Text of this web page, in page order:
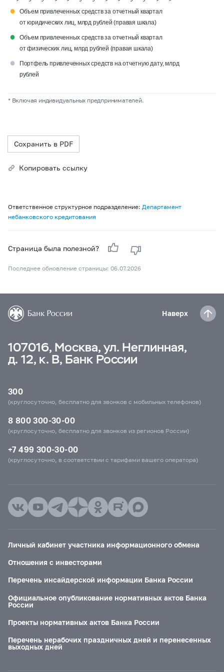
●
Объем привлеченных средств за отчетный квартал
от юридических лиц, млрд рублей (правая шкала)
●
Объем привлеченных средств за отчетный квартал
от физических лиц, млрд рублей (правая шкала)
●
Портфель привлеченных средств на отчетную дату, млрд
рублей
* Включая индивидуальных предпринимателей.
Сохранить в PDF
Копировать ссылку
Ответственное структурное подразделение: Департамент
небанковского кредитования
Страница была полезной?
Последнее обновление страницы: 06.07.2026
Наверх
107016, Москва, ул. Неглинная,
д. 12, к. В, Банк России
300
(круглосуточно, бесплатно для звонков с мобильных телефонов)
8 800 300-30-00
(круглосуточно, бесплатно для звонков из регионов России)
+7 499 300-30-00
(круглосуточно, в соответствии с тарифами вашего оператора)
Личный кабинет участника информационного обмена
Отношения с инвесторами
Перечень инсайдерской информации Банка России
Официальное опубликование нормативных актов Банка
России
Проекты нормативных актов Банка России
Перечень нерабочих праздничных дней и перенесенных
выходных дней